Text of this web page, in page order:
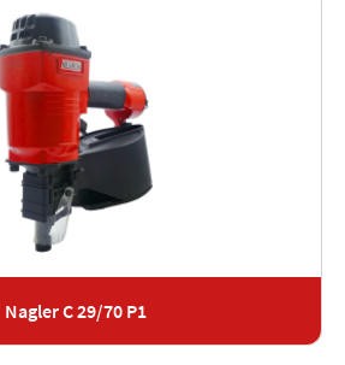
Nagler C 29/70 P1